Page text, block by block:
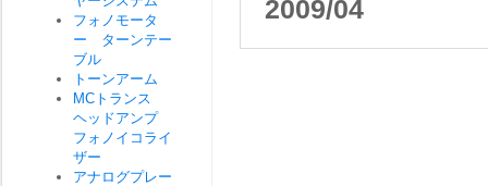
2009/04
フォノモータ
ー ターンテー
ブル
トーンアーム
MCトランス
ヘッドアンプ
フォノイコライ
ザー
アナログプレー